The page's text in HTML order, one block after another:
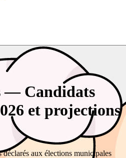
— Candidats
et projections
déclarés aux élections municipales